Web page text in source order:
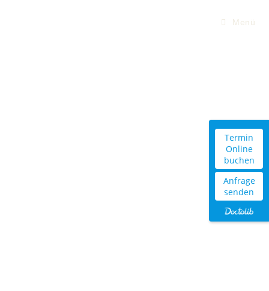
Termin
Online
buchen
Anfrage
senden
Menü